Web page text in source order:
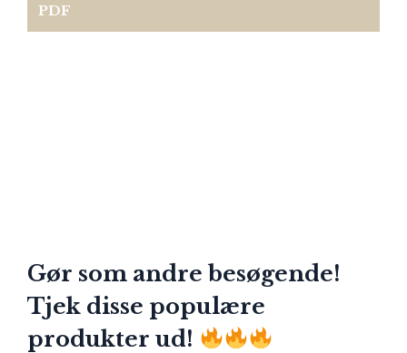
PDF
Gør som andre besøgende!
Tjek disse populære
produkter ud!